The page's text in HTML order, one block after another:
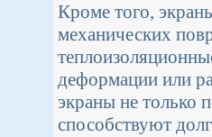
Кроме того,
механических
деформации или
экраны не только
способствуют